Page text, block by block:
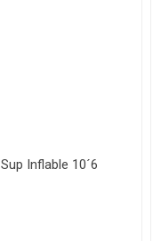
Sup Inflable 10´6